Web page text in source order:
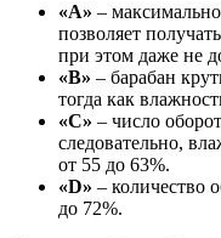
«А» –
позволяет
при этом даже не
«В» – барабан
тогда как
«С» – число
следовательно,
от 55 до 63%.
«D» – количество
до 72%.